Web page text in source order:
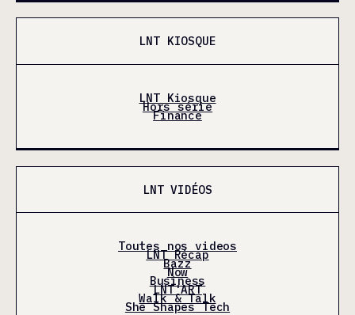
LNT KIOSQUE
LNT Kiosque
Hors série
Finance
LNT VIDÉOS
Toutes nos videos
LNT Récap
Bazz
Now
Business
LNT'ART
Walk & Talk
She Shapes Tech